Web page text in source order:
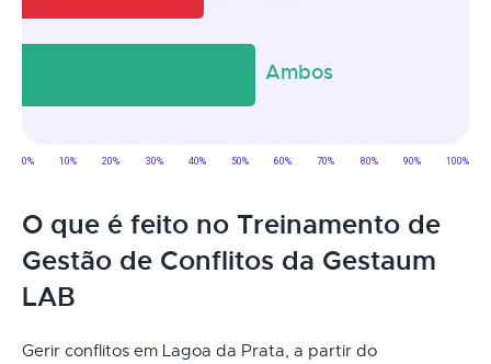
O que é feito no Treinamento de
Gestão de Conflitos da Gestaum
LAB
Gerir conflitos em Lagoa da Prata, a partir do